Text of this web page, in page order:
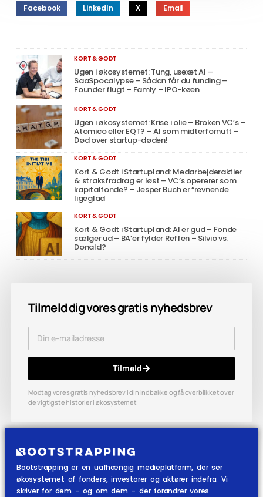
Facebook LinkedIn X Email
KORT & GODT
Ugen i økosystemet: Tung, usexet AI –
SaaSpocalypse – Sådan får du funding –
Founder flugt – Famly – IPO-køen
KORT & GODT
Ugen i økosystemet: Krise i olie – Broken VC’s –
Atomico eller EQT? – AI som midterfornuft –
Død over startup-døden!
KORT & GODT
Kort & Godt i Startupland: Medarbejderaktier
& straksfradrag er løst – VC’s opererer som
kapitalfonde? – Jesper Buch er “revnende
ligeglad
KORT & GODT
Kort & Godt i Startupland: AI er gud – Fonde
sælger ud – BA’er fylder Reffen – Silvio vs.
Donald?
Tilmeld dig vores gratis nyhedsbrev
Tilmeld
Modtag vores gratis nyhedsbrev i din indbakke og få overblikket over
de vigtigste historier i økosystemet
Bootstrapping er en uafhængig medieplatform, der ser
økosystemet af fonders, investorer og aktører indefra. Vi
skriver for dem – og om dem – der forandrer vores